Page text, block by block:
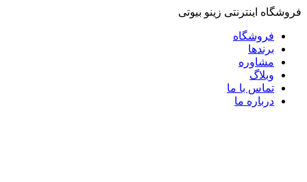
فروشگاه اینترنتی زینو بیوتی
فروشگاه
برندها
مشاوره
وبلاگ
تماس با ما
درباره ما